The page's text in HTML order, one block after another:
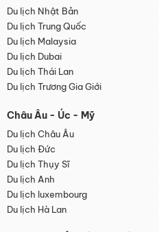
Du lịch Nhật Bản
Du lịch Trung Quốc
Du lịch Malaysia
Du lịch Dubai
Du lịch Thái Lan
Du lịch Trương Gia Giới
Châu Âu - Úc - Mỹ
Du lịch Châu Âu
Du lịch Đức
Du lịch Thụy Sĩ
Du lịch Anh
Du lịch luxembourg
Du lịch Hà Lan